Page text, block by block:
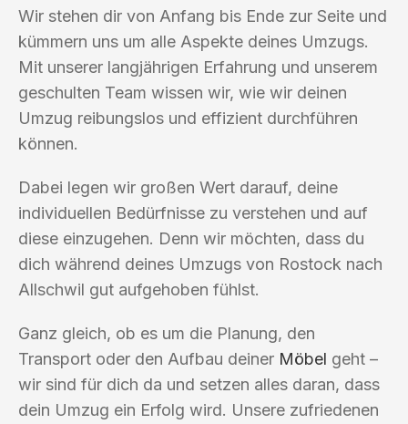
Wir stehen dir von Anfang bis Ende zur Seite und
kümmern uns um alle Aspekte deines Umzugs.
Mit unserer langjährigen Erfahrung und unserem
geschulten Team wissen wir, wie wir deinen
Umzug reibungslos und effizient durchführen
können.
Dabei legen wir großen Wert darauf, deine
individuellen Bedürfnisse zu verstehen und auf
diese einzugehen. Denn wir möchten, dass du
dich während deines Umzugs von Rostock nach
Allschwil gut aufgehoben fühlst.
Ganz gleich, ob es um die Planung, den
Transport oder den Aufbau deiner Möbel geht –
wir sind für dich da und setzen alles daran, dass
dein Umzug ein Erfolg wird. Unsere zufriedenen